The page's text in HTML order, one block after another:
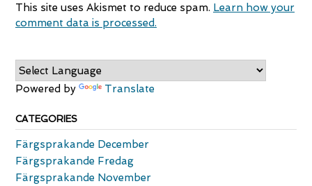
This site uses Akismet to reduce spam. Learn how your
comment data is processed.
Powered by Translate
CATEGORIES
Färgsprakande December
Färgsprakande Fredag
Färgsprakande November